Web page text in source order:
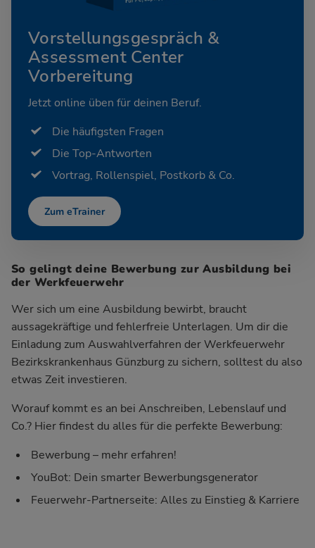
Vorstellungsgespräch &
Assessment Center
Vorbereitung
Jetzt online üben für deinen Beruf.
Die häufigsten Fragen
Die Top-Antworten
Vortrag, Rollenspiel, Postkorb & Co.
Zum eTrainer
So gelingt deine Bewerbung zur Ausbildung bei
der Werkfeuerwehr
Wer sich um eine Ausbildung bewirbt, braucht
aussagekräftige und fehlerfreie Unterlagen. Um dir die
Einladung zum Auswahlverfahren der Werkfeuerwehr
Bezirkskrankenhaus Günzburg zu sichern, solltest du also
etwas Zeit investieren.
Worauf kommt es an bei Anschreiben, Lebenslauf und
Co.? Hier findest du alles für die perfekte Bewerbung:
Bewerbung – mehr erfahren!
YouBot: Dein smarter Bewerbungsgenerator
Feuerwehr-Partnerseite: Alles zu Einstieg & Karriere